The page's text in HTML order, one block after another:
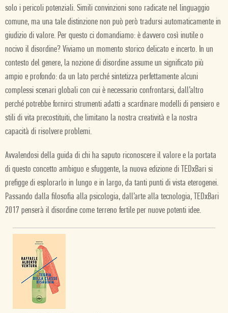
solo i pericoli potenziali. Simili convinzioni sono radicate nel linguaggio
comune, ma una tale distinzione non può però tradursi automaticamente in
giudizio di valore. Per questo ci domandiamo: è davvero così inutile o
nocivo il disordine? Viviamo un momento storico delicato e incerto. In un
contesto del genere, la nozione di disordine assume un significato più
ampio e profondo: da un lato perché sintetizza perfettamente alcuni
complessi scenari globali con cui è necessario confrontarsi, dall’altro
perché potrebbe fornirci strumenti adatti a scardinare modelli di pensiero e
stili di vita precostituiti, che limitano la nostra creatività e la nostra
capacità di risolvere problemi.
Avvalendosi della guida di chi ha saputo riconoscere il valore e la portata
di questo concetto ambiguo e sfuggente, la nuova edizione di TEDxBari si
prefigge di esplorarlo in lungo e in largo, da tanti punti di vista eterogenei.
Passando dalla filosofia alla psicologia, dall’arte alla tecnologia, TEDxBari
2017 penserà il disordine come terreno fertile per nuove potenti idee.